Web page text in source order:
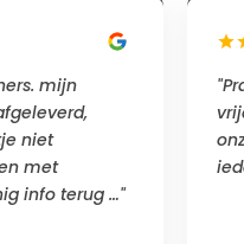
mijn
niet
met
info terug …"